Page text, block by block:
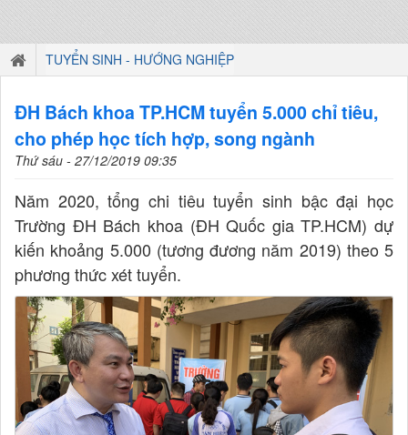
TUYỂN SINH - HƯỚNG NGHIỆP
ĐH Bách khoa TP.HCM tuyển 5.000 chỉ tiêu,
cho phép học tích hợp, song ngành
Thứ sáu - 27/12/2019 09:35
Năm 2020, tổng chi tiêu tuyển sinh bậc đại học
Trường ĐH Bách khoa (ĐH Quốc gia TP.HCM) dự
kiến khoảng 5.000 (tương đương năm 2019) theo 5
phương thức xét tuyển.